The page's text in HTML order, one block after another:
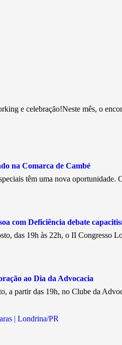
e celebração!Neste mês, o
na Comarca de Cambé
têm uma nova
com Deficiência debate
das 19h às 22h, o II Congresso
ao Dia da Advocacia
a partir das 19h, no Clube da
| Londrina/PR